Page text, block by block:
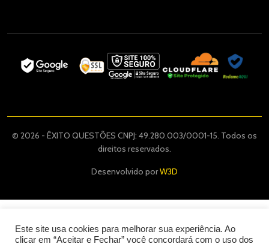
© 2026 - ÊXITO QUESTÕES CNPJ: 49.280.003/0001-15. Todos os
direitos reservados.
Desenvolvido porW3D
Este site usa cookies para melhorar sua experiência. Ao
clicar em “Aceitar e Fechar” você concordará com o uso dos